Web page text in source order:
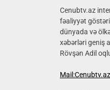
Cenubtv.az
fəaliyyət
dünyada və
xəbərləri geniş
Rövşən Adil